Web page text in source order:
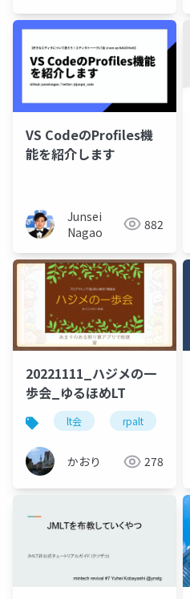
VS CodeのProfiles機
能を紹介します
Junsei
Nagao
882
20221111_ハジメの一
歩会_ゆるほめLT
lt会 rpalt
かおり 278